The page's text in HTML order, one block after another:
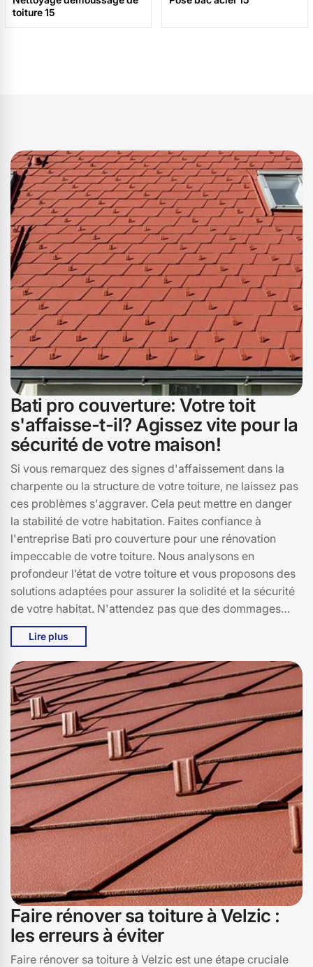
toiture 15
Bati pro couverture: Votre toit
s'affaisse-t-il? Agissez vite pour la
sécurité de votre maison!
Si vous remarquez des signes d'affaissement dans la
charpente ou la structure de votre toiture, ne laissez pas
ces problèmes s'aggraver. Cela peut mettre en danger
la stabilité de votre habitation. Faites confiance à
l'entreprise Bati pro couverture pour une rénovation
impeccable de votre toiture. Nous analysons en
profondeur l’état de votre toiture et vous proposons des
solutions adaptées pour assurer la solidité et la sécurité
de votre habitat. N'attendez pas que des dommages
supplémentaires surviennent! Contactez-nous pour un
devis sur mesure.
Lire plus
Faire rénover sa toiture à Velzic :
les erreurs à éviter
Faire rénover sa toiture à Velzic est une étape cruciale